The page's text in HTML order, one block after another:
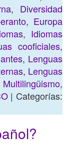
, Diversidad
, Europa
, Idiomas
cooficiales,
, Lenguas
, Lenguas
Multilingüismo,
| Categorías: